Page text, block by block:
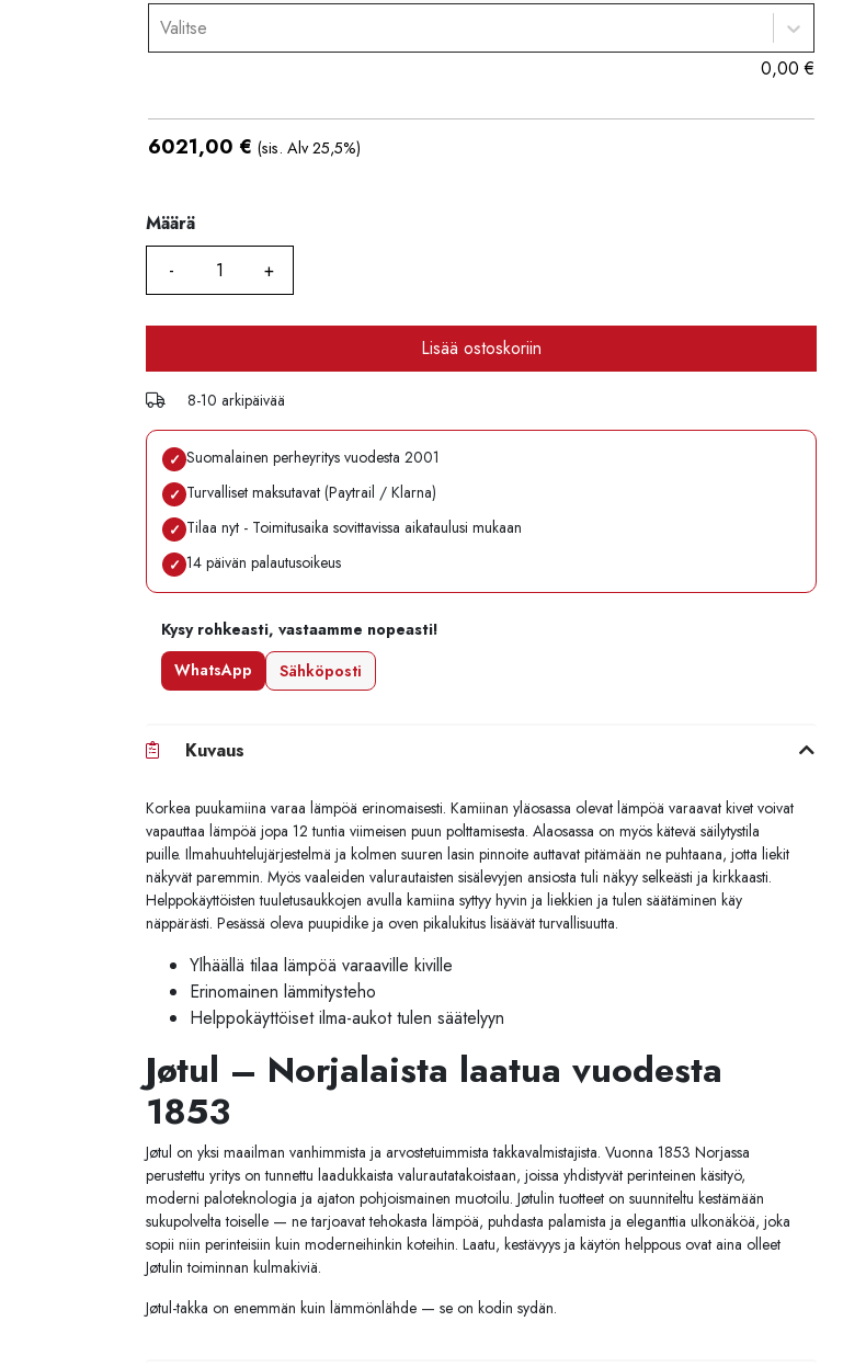
Valitse
0,00€
6021,00 € (sis. Alv 25,5%)
Määrä
Määrä
Lisää ostoskoriin
8-10 arkipäivää
✓ Suomalainen perheyritys vuodesta 2001
✓ Turvalliset maksutavat (Paytrail / Klarna)
✓ Tilaa nyt - Toimitusaika sovittavissa aikataulusi mukaan
✓ 14 päivän palautusoikeus
Kysy rohkeasti, vastaamme nopeasti!
WhatsApp
Sähköposti
Kuvaus
Korkea puukamiina varaa lämpöä erinomaisesti. Kamiinan yläosassa olevat lämpöä varaavat kivet voivat
vapauttaa lämpöä jopa 12 tuntia viimeisen puun polttamisesta. Alaosassa on myös kätevä säilytystila
puille. Ilmahuuhtelujärjestelmä ja kolmen suuren lasin pinnoite auttavat pitämään ne puhtaana, jotta liekit
näkyvät paremmin. Myös vaaleiden valurautaisten sisälevyjen ansiosta tuli näkyy selkeästi ja kirkkaasti.
Helppokäyttöisten tuuletusaukkojen avulla kamiina syttyy hyvin ja liekkien ja tulen säätäminen käy
näppärästi. Pesässä oleva puupidike ja oven pikalukitus lisäävät turvallisuutta.
Ylhäällä tilaa lämpöä varaaville kiville
Erinomainen lämmitysteho
Helppokäyttöiset ilma-aukot tulen säätelyyn
Jøtul – Norjalaista laatua vuodesta
1853
Jøtul on yksi maailman vanhimmista ja arvostetuimmista takkavalmistajista. Vuonna 1853 Norjassa
perustettu yritys on tunnettu laadukkaista valurautatakoistaan, joissa yhdistyvät perinteinen käsityö,
moderni paloteknologia ja ajaton pohjoismainen muotoilu. Jøtulin tuotteet on suunniteltu kestämään
sukupolvelta toiselle — ne tarjoavat tehokasta lämpöä, puhdasta palamista ja eleganttia ulkonäköä, joka
sopii niin perinteisiin kuin moderneihinkin koteihin. Laatu, kestävyys ja käytön helppous ovat aina olleet
Jøtulin toiminnan kulmakiviä.
Jøtul-takka on enemmän kuin lämmönlähde — se on kodin sydän.